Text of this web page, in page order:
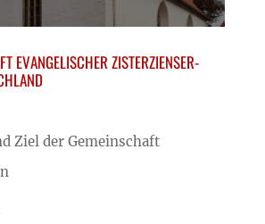
EVANGELISCHER ZISTERZIENSER-
Ziel der Gemeinschaft